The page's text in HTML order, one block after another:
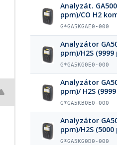
Analyzát.
ppm)/CO H2
bluetooth
G*GA5KGAE0-000
Analyzátor
ppm)/H2S
G*GA5KG0E0-000
Analyzátor
ppm)/ H2S
G*GA5KB0E0-000
Analyzátor
ppm)/H2S
G*GA5KG0D0-000